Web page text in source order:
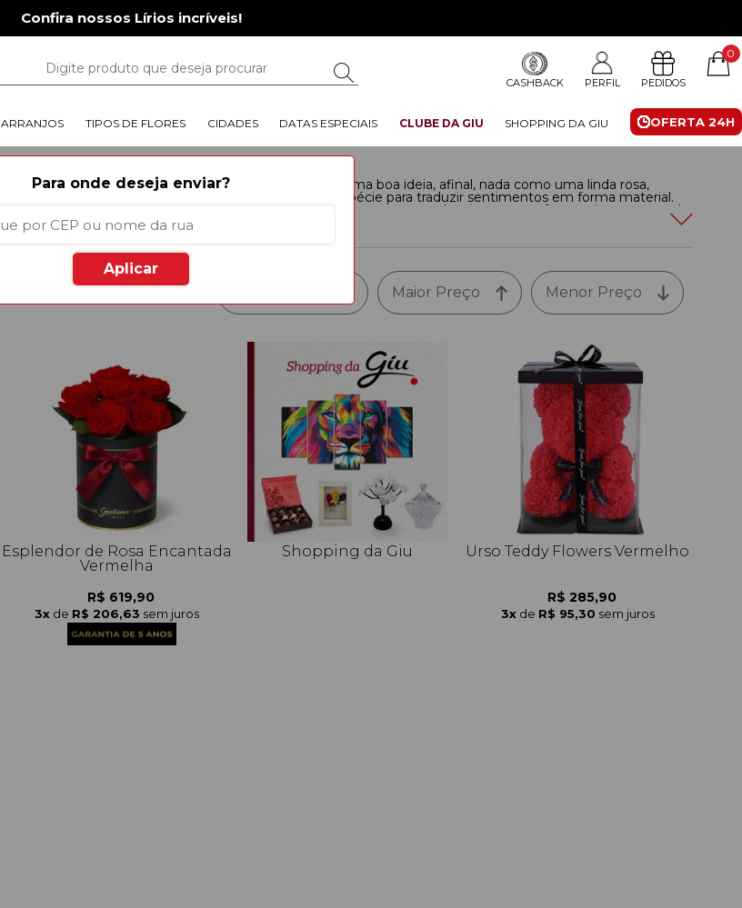
Confira nossos Lírios incríveis!
CASHBACK PERFIL PEDIDOS
0
OFERTA 24H
ARRANJOS TIPOS DE FLORES CIDADES DATAS ESPECIAIS CLUBE DA GIU SHOPPING DA GIU
Para onde deseja enviar?
Aplicar
Presentear com flores é sempre uma boa ideia, afinal, nada como uma linda rosa,
girassol, tulipa ou mesmo outra espécie para traduzir sentimentos em forma material.
Nossas flores artificiais são indicadas para quem deseja ter em mãos um item que pode
simbolizar a eternização de amor, alegria, gratidão e muito mais.
Isso porque certos sentimentos são como as flores: delicados e belos, mas, ao mesmo
Menor Preço
Maior Preço
Esplendor de Rosa Encantada
Vermelha
R$ 619,90
3x de R$ 206,63 sem juros
Shopping da Giu Urso Teddy Flowers Vermelho
R$ 285,90
3x de R$ 95,30 sem juros